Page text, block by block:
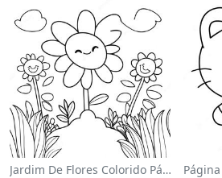
Jardim De Flores Colorido Página Para Colorir